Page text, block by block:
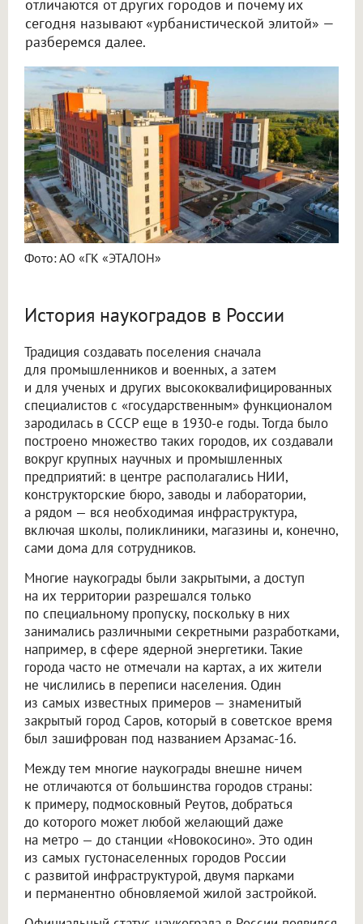
отличаются от других городов и почему их
сегодня называют «урбанистической элитой» —
разберемся далее.
Фото: АО «ГК «ЭТАЛОН»
История наукоградов в России
Традиция создавать поселения сначала
для промышленников и военных, а затем
и для ученых и других высококвалифицированных
специалистов с «государственным» функционалом
зародилась в СССР еще в 1930-е годы. Тогда было
построено множество таких городов, их создавали
вокруг крупных научных и промышленных
предприятий: в центре располагались НИИ,
конструкторские бюро, заводы и лаборатории,
а рядом — вся необходимая инфраструктура,
включая школы, поликлиники, магазины и, конечно,
сами дома для сотрудников.
Многие наукограды были закрытыми, а доступ
на их территории разрешался только
по специальному пропуску, поскольку в них
занимались различными секретными разработками,
например, в сфере ядерной энергетики. Такие
города часто не отмечали на картах, а их жители
не числились в переписи населения. Один
из самых известных примеров — знаменитый
закрытый город Саров, который в советское время
был зашифрован под названием Арзамас-16.
Между тем многие наукограды внешне ничем
не отличаются от большинства городов страны:
к примеру, подмосковный Реутов, добраться
до которого может любой желающий даже
на метро — до станции «Новокосино». Это один
из самых густонаселенных городов России
с развитой инфраструктурой, двумя парками
и перманентно обновляемой жилой застройкой.